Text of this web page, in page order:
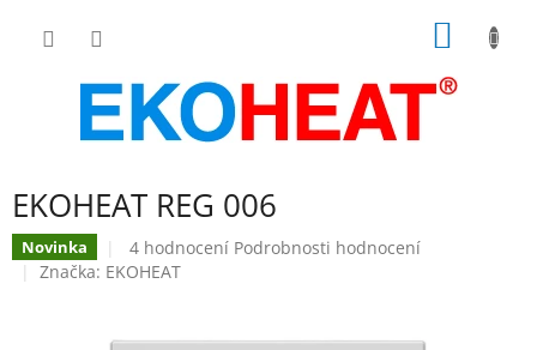
EKOHEAT REG 006
Novinka
Průměrné
hodnocení
5,0
4 hodnocení Podrobnosti hodnocení
Značka: EKOHEAT